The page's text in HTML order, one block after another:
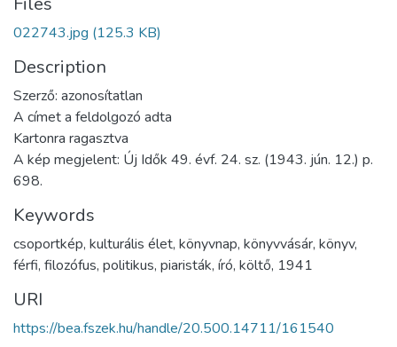
022743.jpg (125.3 KB)
Description
Szerző: azonosítatlan
A címet a feldolgozó adta
Kartonra ragasztva
A kép megjelent: Új Idők 49. évf. 24. sz. (1943. jún. 12.) p.
698.
Keywords
csoportkép, kulturális élet, könyvnap, könyvvásár, könyv,
férfi, filozófus, politikus, piaristák, író, költő, 1941
URI
https://bea.fszek.hu/handle/20.500.14711/161540